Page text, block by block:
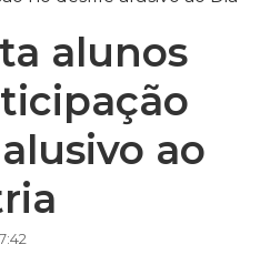
alunos
ao